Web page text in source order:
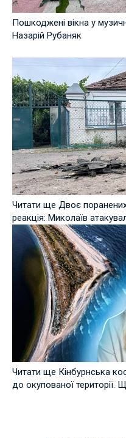
Пошкоджені вікна у
Назарій Рубаняк
Читати ще Двоє
реакція: Миколаїв
Читати ще Кінбурнська
до окупованої території.